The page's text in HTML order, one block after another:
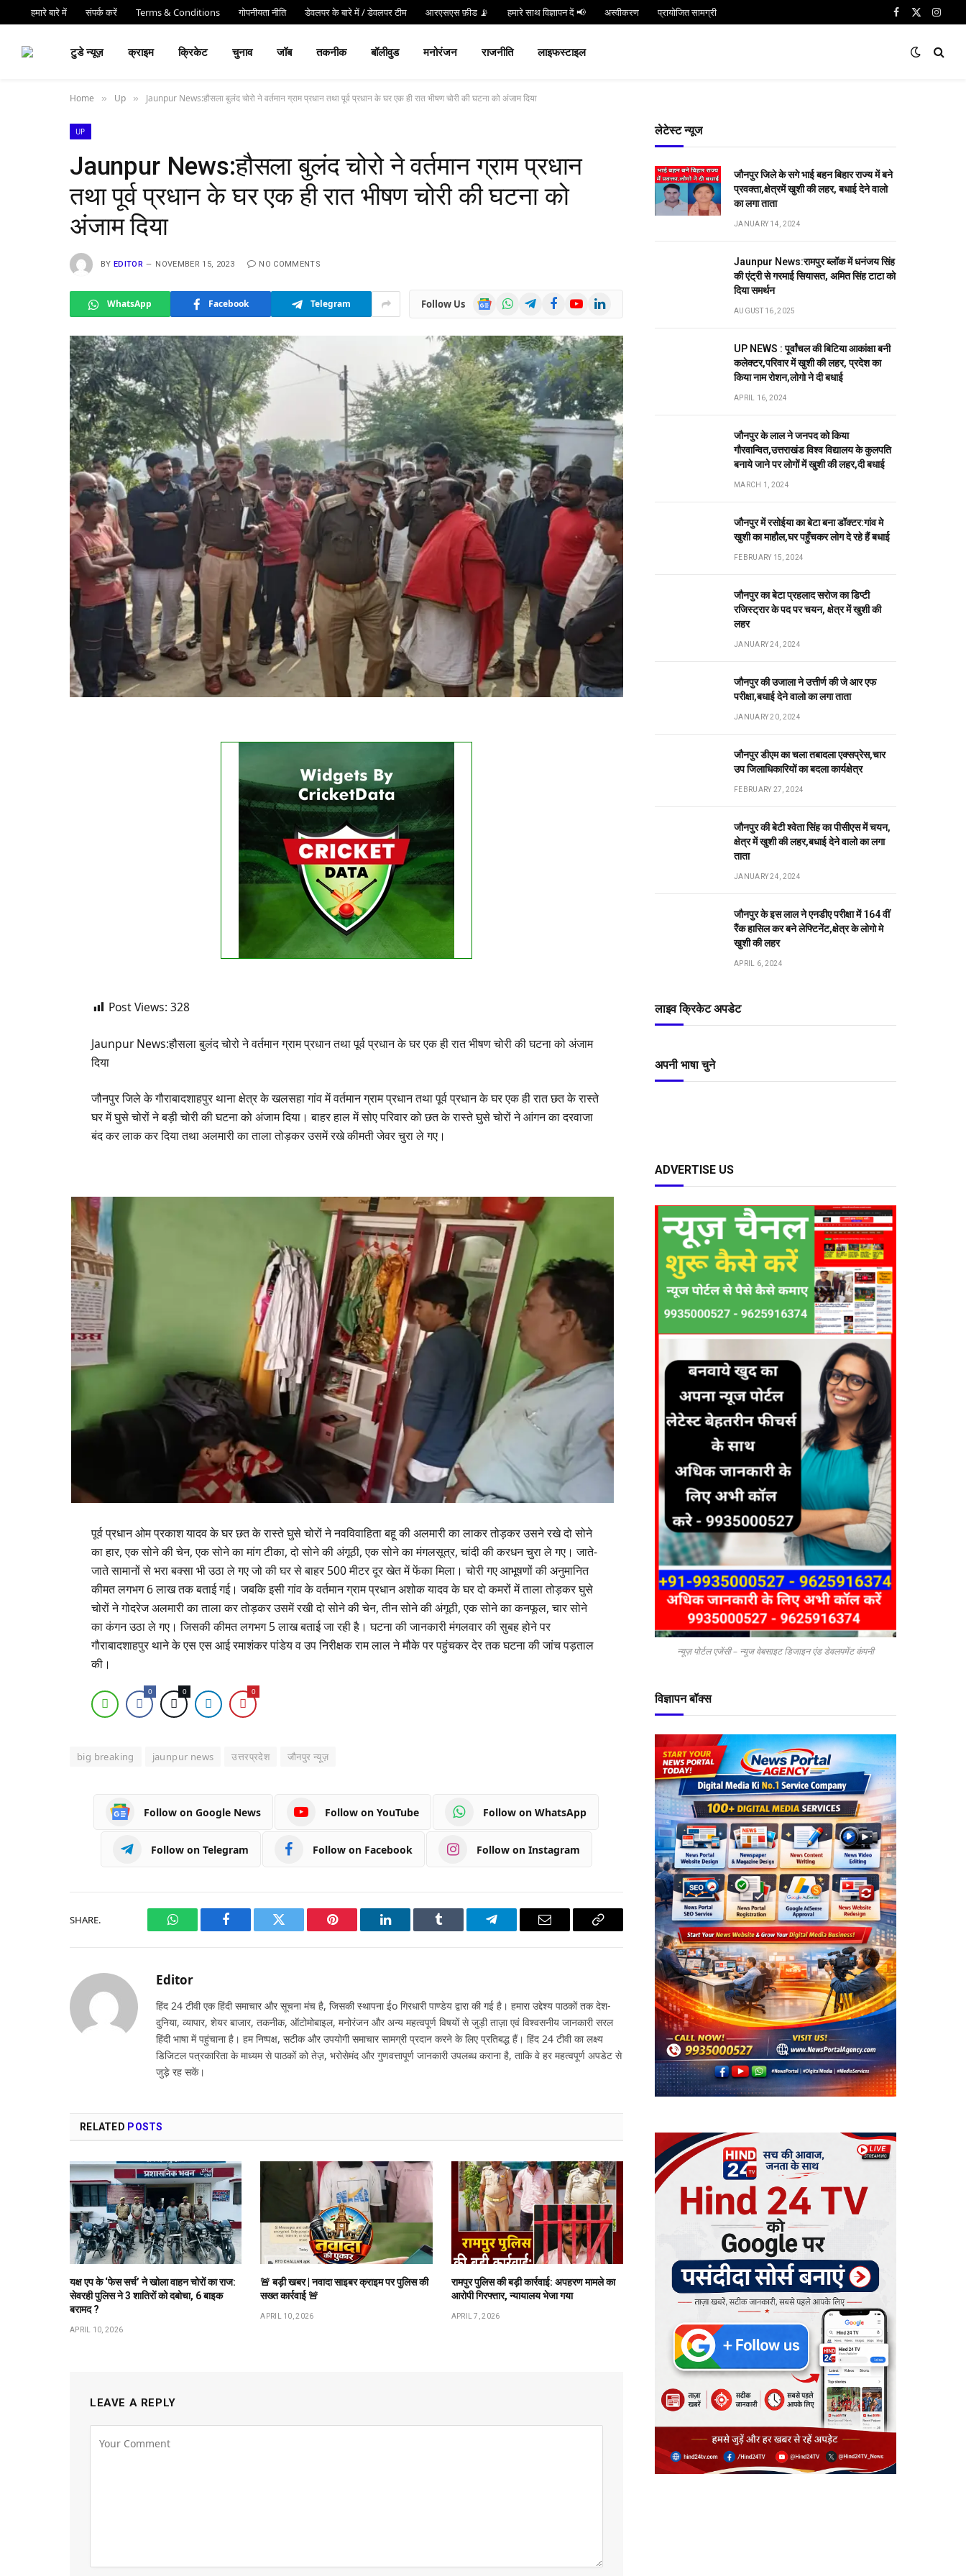
हमारे बारे में संपर्क करें Terms & Conditions गोपनीयता नीति डेवलपर के बारे में / डेवलपर टीम आरएसएस फ़ीड 📡 हमारे साथ विज्ञापन दें 📢 अस्वीकरण प्रायोजित सामग्री Facebook
X
टुडे न्यूज़ क्राइम क्रिकेट चुनाव जॉब तकनीक बॉलीवुड मनोरंजन राजनीति लाइफस्टाइल
Home » Up » Jaunpur News:हौसला बुलंद चोरो ने वर्तमान ग्राम प्रधान तथा पूर्व प्रधान के घर एक ही रात भीषण चोरी की घटना को अंजाम दिया
UP
Jaunpur News:हौसला बुलंद चोरो ने वर्तमान ग्राम प्रधान
तथा पूर्व प्रधान के घर एक ही रात भीषण चोरी की घटना को
अंजाम दिया
BY EDITOR NOVEMBER 15, 2023 NO COMMENTS
WhatsApp Facebook Telegram Follow Us
Google
News
WhatsAppTelegramFacebookYouTubeLinkedIn
FIXTURE
No live matches found.
See recent results
See fixtures
Post Views: 328
Jaunpur News:हौसला बुलंद चोरो ने वर्तमान ग्राम प्रधान तथा पूर्व प्रधान के घर एक ही रात भीषण चोरी की घटना को अंजाम
दिया
जौनपुर जिले के गौराबादशाहपुर थाना क्षेत्र के खलसहा गांव में वर्तमान ग्राम प्रधान तथा पूर्व प्रधान के घर एक ही रात छत के रास्ते
घर में घुसे चोरों ने बड़ी चोरी की घटना को अंजाम दिया। बाहर हाल में सोए परिवार को छत के रास्ते घुसे चोरों ने आंगन का दरवाजा
बंद कर लाक कर दिया तथा अलमारी का ताला तोड़कर उसमें रखे कीमती जेवर चुरा ले गए।
पूर्व प्रधान ओम प्रकाश यादव के घर छत के रास्ते घुसे चोरों ने नवविवाहिता बहू की अलमारी का लाकर तोड़कर उसने रखे दो सोने
का हार, एक सोने की चेन, एक सोने का मांग टीका, दो सोने की अंगूठी, एक सोने का मंगलसूत्र, चांदी की करधन चुरा ले गए। जाते-
जाते सामानों से भरा बक्सा भी उठा ले गए जो की घर से बाहर 500 मीटर दूर खेत में फेंका मिला। चोरी गए आभूषणों की अनुमानित
कीमत लगभग 6 लाख तक बताई गई। जबकि इसी गांव के वर्तमान ग्राम प्रधान अशोक यादव के घर दो कमरों में ताला तोड़कर घुसे
चोरों ने गोदरेज अलमारी का ताला कर तोड़कर उसमें रखी दो सोने की चेन, तीन सोने की अंगूठी, एक सोने का कनफूल, चार सोने
का कंगन उठा ले गए। जिसकी कीमत लगभग 5 लाख बताई जा रही है। घटना की जानकारी मंगलवार की सुबह होने पर
गौराबादशाहपुर थाने के एस एस आई रमाशंकर पांडेय व उप निरीक्षक राम लाल ने मौके पर पहुंचकर देर तक घटना की जांच पड़ताल
की।
0 0 0
big breaking jaunpur news उत्तरप्रदेश जौनपुर न्यूज़
Follow on Google News Follow on YouTube Follow on WhatsApp
Follow on Telegram Follow on Facebook Follow on Instagram
SHARE.
WhatsAppFacebook Twitter Pinterest LinkedIn Tumblr Telegram Email
Copy
Editor
हिंद 24 टीवी एक हिंदी समाचार और सूचना मंच है, जिसकी स्थापना ईo गिरधारी पाण्डेय द्वारा की गई है। हमारा उद्देश्य पाठकों तक देश-
दुनिया, व्यापार, शेयर बाजार, तकनीक, ऑटोमोबाइल, मनोरंजन और अन्य महत्वपूर्ण विषयों से जुड़ी ताज़ा एवं विश्वसनीय जानकारी सरल
हिंदी भाषा में पहुंचाना है। हम निष्पक्ष, सटीक और उपयोगी समाचार सामग्री प्रदान करने के लिए प्रतिबद्ध हैं। हिंद 24 टीवी का लक्ष्य
डिजिटल पत्रकारिता के माध्यम से पाठकों को तेज़, भरोसेमंद और गुणवत्तापूर्ण जानकारी उपलब्ध कराना है, ताकि वे हर महत्वपूर्ण अपडेट से
जुड़े रह सकें।
RELATED POSTS
यक्ष एप के ‘फेस सर्च’ ने खोला वाहन चोरों का राज:
सेवरही पुलिस ने 3 शातिरों को दबोचा, 6 बाइक
बरामद ?
APRIL 10, 2026
🚨 बड़ी खबर | नवादा साइबर क्राइम पर पुलिस की
सख्त कार्रवाई 🚨
APRIL 10, 2026
रामपुर पुलिस की बड़ी कार्रवाई: अपहरण मामले का
आरोपी गिरफ्तार, न्यायालय भेजा गया
APRIL 7, 2026
LEAVE A REPLY
लेटेस्ट न्यूज
जौनपुर जिले के सगे भाई बहन बिहार राज्य में बने
प्रवक्ता,क्षेत्रमें खुशी की लहर, बधाई देने वालो
का लगा ताता
JANUARY 14, 2024
Jaunpur News:रामपुर ब्लॉक में धनंजय सिंह
की एंट्री से गरमाई सियासत, अमित सिंह टाटा को
दिया समर्थन
AUGUST 16, 2025
UP NEWS : पूर्वांचल की बिटिया आकांक्षा बनी
कलेक्टर,परिवार में खुशी की लहर, प्रदेश का
किया नाम रोशन,लोगो ने दी बधाई
APRIL 16, 2024
जौनपुर के लाल ने जनपद को किया
गौरवान्वित,उत्तराखंड विश्व विद्यालय के कुलपति
बनाये जाने पर लोगों में खुशी की लहर,दी बधाई
MARCH 1, 2024
जौनपुर में रसोईया का बेटा बना डॉक्टर:गांव मे
खुशी का माहौल,घर पहुँचकर लोग दे रहे हैं बधाई
FEBRUARY 15, 2024
जौनपुर का बेटा प्रहलाद सरोज का डिप्टी
रजिस्ट्रार के पद पर चयन, क्षेत्र में खुशी की
लहर
JANUARY 24, 2024
जौनपुर की उजाला ने उत्तीर्ण की जे आर एफ
परीक्षा,बधाई देने वालो का लगा ताता
JANUARY 20, 2024
जौनपुर डीएम का चला तबादला एक्सप्रेस,चार
उप जिलाधिकारियों का बदला कार्यक्षेत्र
FEBRUARY 27, 2024
जौनपुर की बेटी श्वेता सिंह का पीसीएस में चयन,
क्षेत्र में खुशी की लहर,बधाई देने वालो का लगा
ताता
JANUARY 24, 2024
जौनपुर के इस लाल ने एनडीए परीक्षा में 164 वीं
रैंक हासिल कर बने लेफ्टिनेंट,क्षेत्र के लोगो मे
खुशी की लहर
APRIL 6, 2024
लाइव क्रिकेट अपडेट
अपनी भाषा चुने
ADVERTISE US
न्यूज़ पोर्टल एजेंसी – न्यूज वेबसाइट डिजाइन एंड डेवलपमेंट कंपनी
विज्ञापन बॉक्स
⏰ देर न करेंHind 24 TV App डाउनलोड करें और पाएं Live Breaking News!